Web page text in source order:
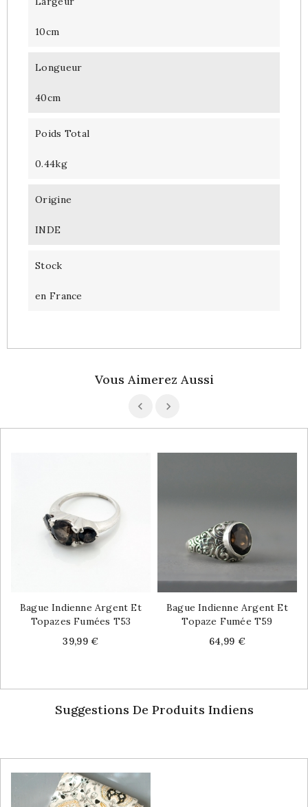
10cm
Longueur
40cm
Poids Total
0.44kg
Origine
INDE
Stock
en France
Vous Aimerez Aussi
Bague Indienne Argent Et
Topazes Fumées T53
Price
39,99 €
Bague Indienne Argent Et
Topaze Fumée T59
Price
64,99 €
Suggestions De Produits Indiens